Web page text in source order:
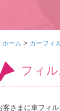
ホーム カーフィ
フィ
客さまに車フィ